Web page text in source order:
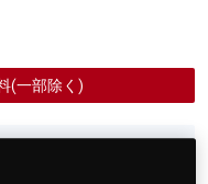
(一部除く)